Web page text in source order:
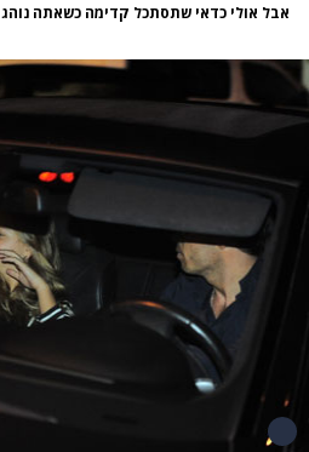
אבל אולי כדאי שתסתכל קדימה כשאתה נוהג